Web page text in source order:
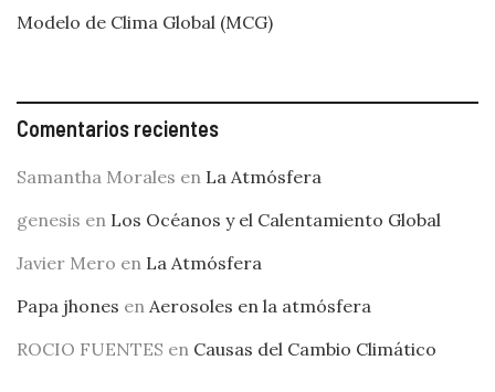
Modelo de Clima Global (MCG)
Comentarios recientes
Samantha Morales en La Atmósfera
genesis en Los Océanos y el Calentamiento Global
Javier Mero en La Atmósfera
Papa jhones en Aerosoles en la atmósfera
ROCIO FUENTES en Causas del Cambio Climático